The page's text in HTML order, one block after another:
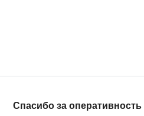
Спасибо за